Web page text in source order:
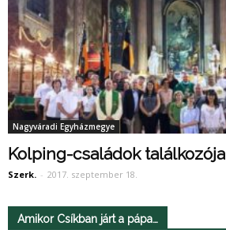
Nagyváradi Egyházmegye
Kolping-családok találkozója
Szerk. - 2017. szeptember 18.
Amikor Csíkban járt a pápa…